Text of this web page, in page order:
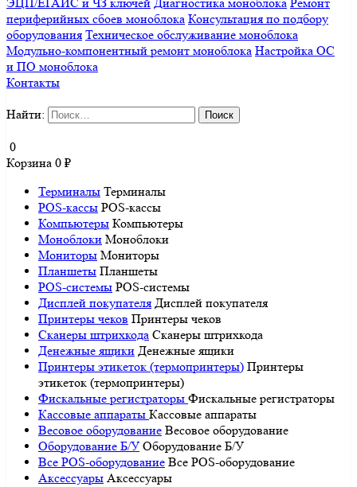
ЭЦП/ЕГАИС и ЧЗ ключей Диагностика моноблока Ремонт
периферийных сбоев моноблока Консультация по подбору
оборудования Техническое обслуживание моноблока
Модульно-компонентный ремонт моноблока Настройка ОС
и ПО моноблока
Контакты
Найти:
0
Корзина 0 ₽
Терминалы Терминалы
POS-кассы POS-кассы
Компьютеры Компьютеры
Моноблоки Моноблоки
Мониторы Мониторы
Планшеты Планшеты
POS-системы POS-системы
Дисплей покупателя Дисплей покупателя
Принтеры чеков Принтеры чеков
Сканеры штрихкода Сканеры штрихкода
Денежные ящики Денежные ящики
Принтеры этикеток (термопринтеры) Принтеры
этикеток (термопринтеры)
Фискальные регистраторы Фискальные регистраторы
Кассовые аппараты Кассовые аппараты
Весовое оборудование Весовое оборудование
Оборудование Б/У Оборудование Б/У
Все POS-оборудование Все POS-оборудование
Аксессуары Аксессуары